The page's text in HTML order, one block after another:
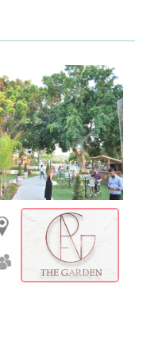
Garden
חדש בחוף
מודרני,
חופשית.
שולמית 4, חוף פולג נתניה